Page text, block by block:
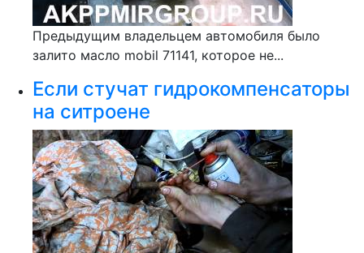
Предыдущим владельцем автомобиля было
залито масло mobil 71141, которое не...
Если стучат гидрокомпенсаторы
на ситроене